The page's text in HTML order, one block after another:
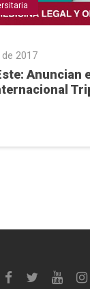
2017
Anuncian